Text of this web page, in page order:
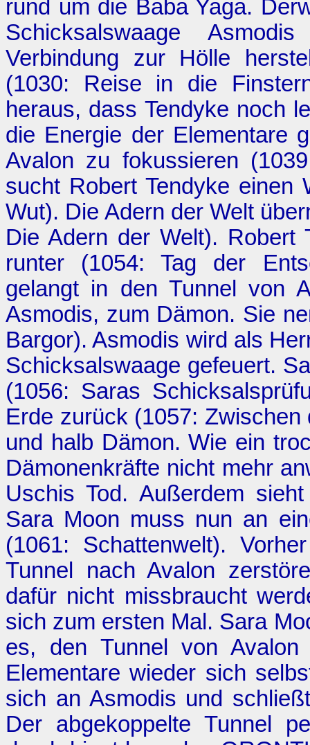
rund um die Baba Yaga.
Schicksalswaage
Verbindung zur Hölle
(1030: Reise in die
heraus, dass Tendyke noch
die Energie der Elementare
Avalon zu fokussieren
sucht Robert Tendyke
Wut). Die Adern der Welt
Die Adern der Welt). Robert
runter (1054:Tag der
gelangt in den Tunnel von
Asmodis, zum Dämon. Sie
Bargor). Asmodis wird als
Schicksalswaage gefeuert.
(1056: Saras
Erde zurück (1057: Zwischen
und halb Dämon. Wie ein
Dämonenkräfte nicht mehr
Uschis Tod. Außerdem
Sara Moon muss nun an
(1061: Schattenwelt).
Tunnel nach Avalon
dafür nicht missbraucht
sich zum ersten Mal. Sara
es, den Tunnel von
Elementare wieder sich
sich an Asmodis und
Der abgekoppelte Tunnel